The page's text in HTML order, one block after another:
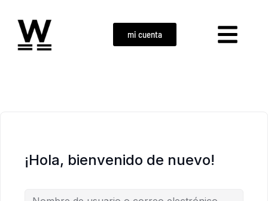
mi cuenta
¡Hola, bienvenido de nuevo!